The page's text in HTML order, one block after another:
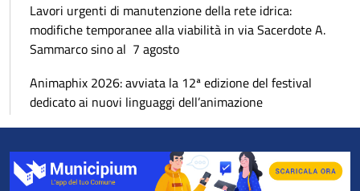
Lavori urgenti di manutenzione della rete idrica:
modifiche temporanee alla viabilità in via Sacerdote A.
Sammarco sino al 7 agosto
Animaphix 2026: avviata la 12ª edizione del festival
dedicato ai nuovi linguaggi dell’animazione